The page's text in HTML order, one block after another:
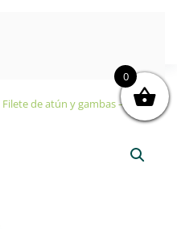
de atún y gambas – 70g
0